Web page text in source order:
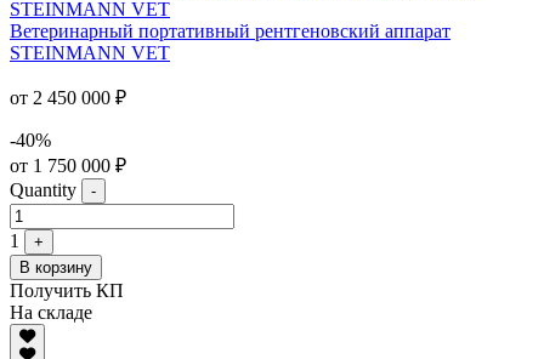
Ветеринарный портативный рентгеновский аппарат
STEINMANN VET
от 2 450 000 ₽
-40%
от 1 750 000 ₽
Quantity
-
1
+
В корзину
Получить КП
На складе